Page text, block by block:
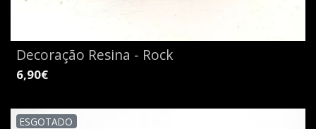
Decoração Resina - Rock
6,90€
ESGOTADO